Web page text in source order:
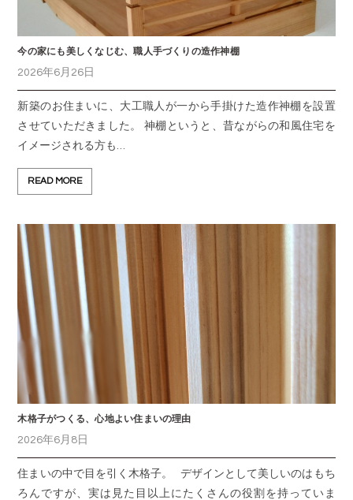
今の家にも美しくなじむ、職人手づくりの造作神棚
2026年6月26日
新築のお住まいに、大工職人が一から手掛けた造作神棚を設置
させていただきました。 神棚というと、昔ながらの和風住宅を
イメージされる方も…
READ MORE
木格子がつくる、心地よい住まいの理由
2026年6月8日
住まいの中で目を引く木格子。 デザインとして美しいのはもち
ろんですが、実は見た目以上にたくさんの役割を持っていま